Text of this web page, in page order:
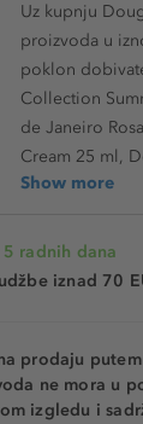
Uz kupnju
proizvoda u
poklon
Collection
de Janeiro
Cream 25 ml,
Show more
radnih dana
iznad 70
prodaju
ne mora u
izgledu i